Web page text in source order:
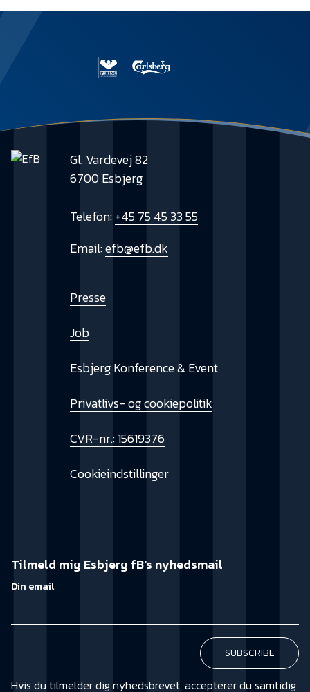
Gl. Vardevej 82
6700 Esbjerg
Telefon:+45 75 45 33 55
Email:efb@efb.dk
Presse
Job
Esbjerg Konference & Event
Privatlivs- og cookiepolitik
CVR-nr.: 15619376
Cookieindstillinger
Tilmeld mig Esbjerg fB's nyhedsmail
Din email
Hvis du tilmelder dig nyhedsbrevet, accepterer du samtidig